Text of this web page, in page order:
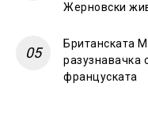
Жерновски
Британската
разузнавачка
француската